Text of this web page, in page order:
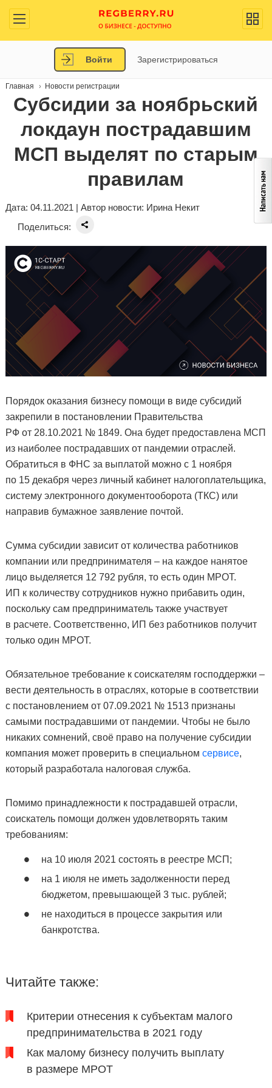
Войти Зарегистрироваться
Главная Новости регистрации
Субсидии за ноябрьский
локдаун пострадавшим
МСП выделят по старым
правилам
Дата: 04.11.2021 | Автор новости: Ирина Некит
Поделиться:
Порядок оказания бизнесу помощи в виде субсидий
закрепили в постановлении Правительства
РФ от 28.10.2021 № 1849. Она будет предоставлена МСП
из наиболее пострадавших от пандемии отраслей.
Обратиться в ФНС за выплатой можно с 1 ноября
по 15 декабря через личный кабинет налогоплательщика,
систему электронного документооборота (ТКС) или
направив бумажное заявление почтой.
Сумма субсидии зависит от количества работников
компании или предпринимателя – на каждое нанятое
лицо выделяется 12 792 рубля, то есть один МРОТ.
ИП к количеству сотрудников нужно прибавить один,
поскольку сам предприниматель также участвует
в расчете. Соответственно, ИП без работников получит
только один МРОТ.
Обязательное требование к соискателям господдержки –
вести деятельность в отраслях, которые в соответствии
с постановлением от 07.09.2021 № 1513 признаны
самыми пострадавшими от пандемии. Чтобы не было
никаких сомнений, своё право на получение субсидии
компания может проверить в специальном сервисе,
который разработала налоговая служба.
Помимо принадлежности к пострадавшей отрасли,
соискатель помощи должен удовлетворять таким
требованиям:
на 10 июля 2021 состоять в реестре МСП;
на 1 июля не иметь задолженности перед
бюджетом, превышающей 3 тыс. рублей;
не находиться в процессе закрытия или
банкротства.
Читайте также:
Критерии отнесения к субъектам малого
предпринимательства в 2021 году
Как малому бизнесу получить выплату
в размере МРОТ